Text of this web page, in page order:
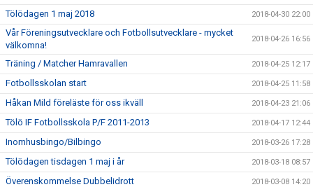
Tölödagen 1 maj 2018 2018-04-30 22:00
Vår Föreningsutvecklare och Fotbollsutvecklare - mycket
välkomna!
2018-04-26 16:56
Träning / Matcher Hamravallen 2018-04-25 12:17
Fotbollsskolan start 2018-04-25 11:58
Håkan Mild föreläste för oss ikväll 2018-04-23 21:06
Tölö IF Fotbollsskola P/F 2011-2013 2018-04-17 12:44
Inomhusbingo/Bilbingo 2018-03-26 17:28
Tölödagen tisdagen 1 maj i år 2018-03-18 08:57
Överenskommelse Dubbelidrott 2018-03-08 14:20